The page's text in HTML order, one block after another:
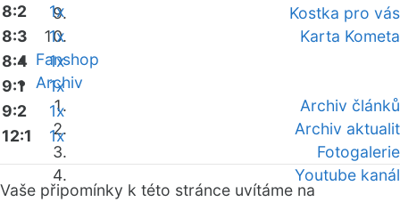
Kostka pro vás
Karta Kometa
Fanshop
Archiv
Archiv článků
Archiv aktualit
Fotogalerie
Youtube kanál
8:2
1x
8:3
1x
8:4
1x
9:1
1x
9:2
1x
12:1
1x
Vaše připomínky k této stránce uvítáme na